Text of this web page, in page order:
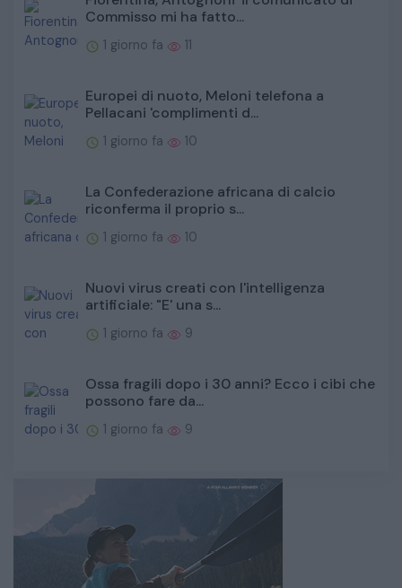
Commisso mi ha fatto...
1 giorno fa 11
Europei di nuoto, Meloni telefona a
Pellacani 'complimenti d...
1 giorno fa 10
La Confederazione africana di calcio
riconferma il proprio s...
1 giorno fa 10
Nuovi virus creati con l'intelligenza
artificiale: "E' una s...
1 giorno fa 9
Ossa fragili dopo i 30 anni? Ecco i cibi che
possono fare da...
1 giorno fa 9